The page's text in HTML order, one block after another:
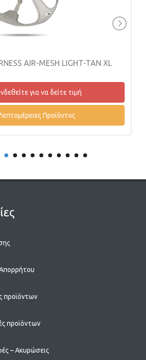
AIR-MESH LIGHT-TAN XL
για να δείτε τιμή
Προϊόντος
προϊόντων
προϊόντων
– Aκυρώσεις